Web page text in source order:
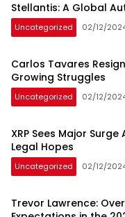
Stellantis: A Global
Uncategorized 02/12/
Carlos Tavares
Growing Struggles
Uncategorized 02/12/
XRP Sees Major
Legal Hopes
Uncategorized 02/12/
Trevor Lawrence: